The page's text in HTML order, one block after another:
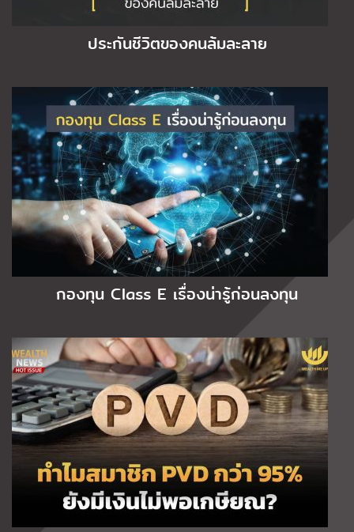
ประกันชีวิตของคนล้มละลาย
กองทุน Class E เรื่องน่ารู้ก่อนลงทุน